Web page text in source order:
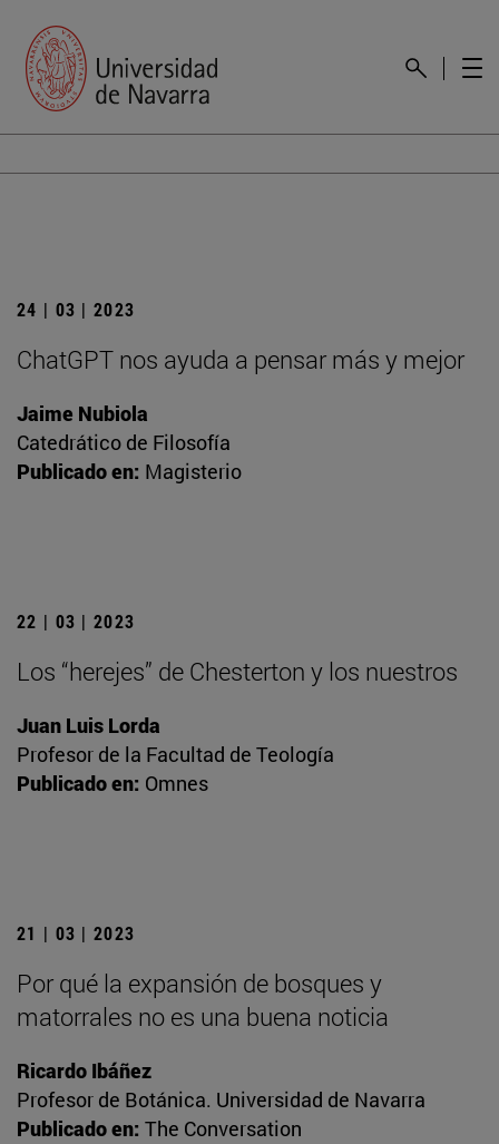
24 | 03 | 2023
ChatGPT nos ayuda a pensar más y mejor
Jaime Nubiola
Catedrático de Filosofía
Publicado en: Magisterio
22 | 03 | 2023
Los “herejes” de Chesterton y los nuestros
Juan Luis Lorda
Profesor de la Facultad de Teología
Publicado en: Omnes
21 | 03 | 2023
Por qué la expansión de bosques y
matorrales no es una buena noticia
Ricardo Ibáñez
Profesor de Botánica. Universidad de Navarra
Publicado en: The Conversation